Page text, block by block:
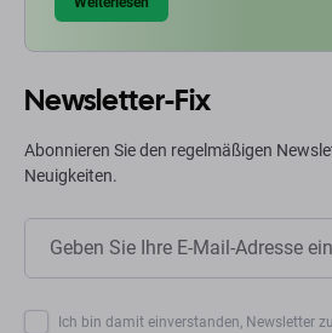
Newsletter-Fix
Abonnieren Sie den regelmäßigen
Neuigkeiten.
Ich bin damit einverstanden, Newsletter